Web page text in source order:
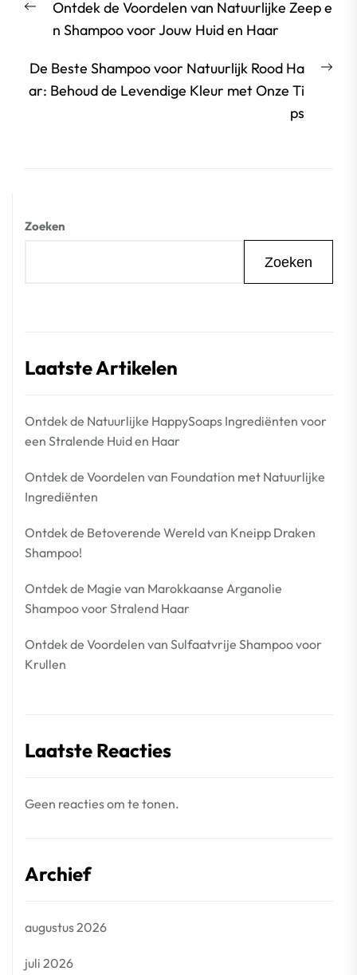
Vorige
bericht:
Ontdek de Voordelen van Natuurlijke Zeep e
n Shampoo voor Jouw Huid en Haar
De Beste Shampoo voor Natuurlijk Rood Ha
ar: Behoud de Levendige Kleur met Onze Ti
ps
Zoeken
Zoeken
Laatste Artikelen
Ontdek de Natuurlijke HappySoaps Ingrediënten voor
een Stralende Huid en Haar
Ontdek de Voordelen van Foundation met Natuurlijke
Ingrediënten
Ontdek de Betoverende Wereld van Kneipp Draken
Shampoo!
Ontdek de Magie van Marokkaanse Arganolie
Shampoo voor Stralend Haar
Ontdek de Voordelen van Sulfaatvrije Shampoo voor
Krullen
Laatste Reacties
Geen reacties om te tonen.
Archief
augustus 2026
juli 2026